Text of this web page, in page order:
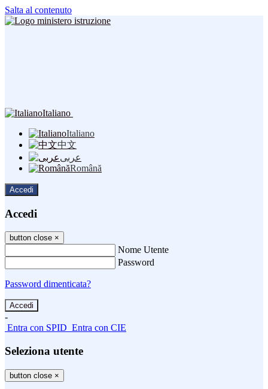
Salta al contenuto
Italiano
Italiano
中文
عربى
Română
Accedi
Accedi
button close ×
Nome Utente
Password
Password dimenticata?
-
Entra con SPID Entra con CIE
Seleziona utente
button close ×